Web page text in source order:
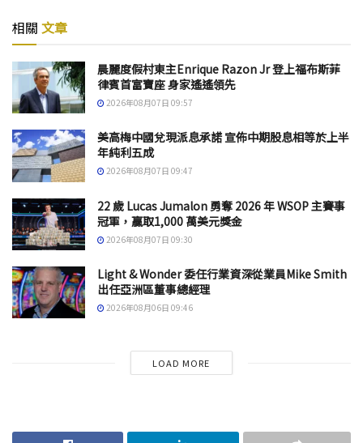
相關 文章
晨麗度假村東主Enrique Razon Jr 登上福布斯菲
律賓首富寶座 身家遙遙領先
2026年08月07日 09:57
美高梅中國兌現派息承諾 宣佈中期股息相等於上半
年純利五成
2026年08月07日 09:47
22 歲 Lucas Jumalon 勇奪 2026 年 WSOP 主賽事
冠軍，贏取1,000 萬美元獎金
2026年08月07日 09:30
Light & Wonder 委任行業資深從業員Mike Smith
出任亞洲區董事總經理
2026年08月06日 09:46
LOAD MORE